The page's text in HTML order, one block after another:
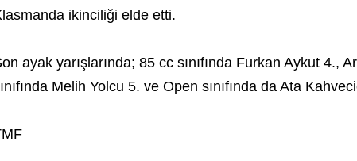
ikinciliği elde etti.
ayak yarışlarında; 85 cc sınıfında Furkan Aykut 4.,
Melih Yolcu 5. ve Open sınıfında da Ata